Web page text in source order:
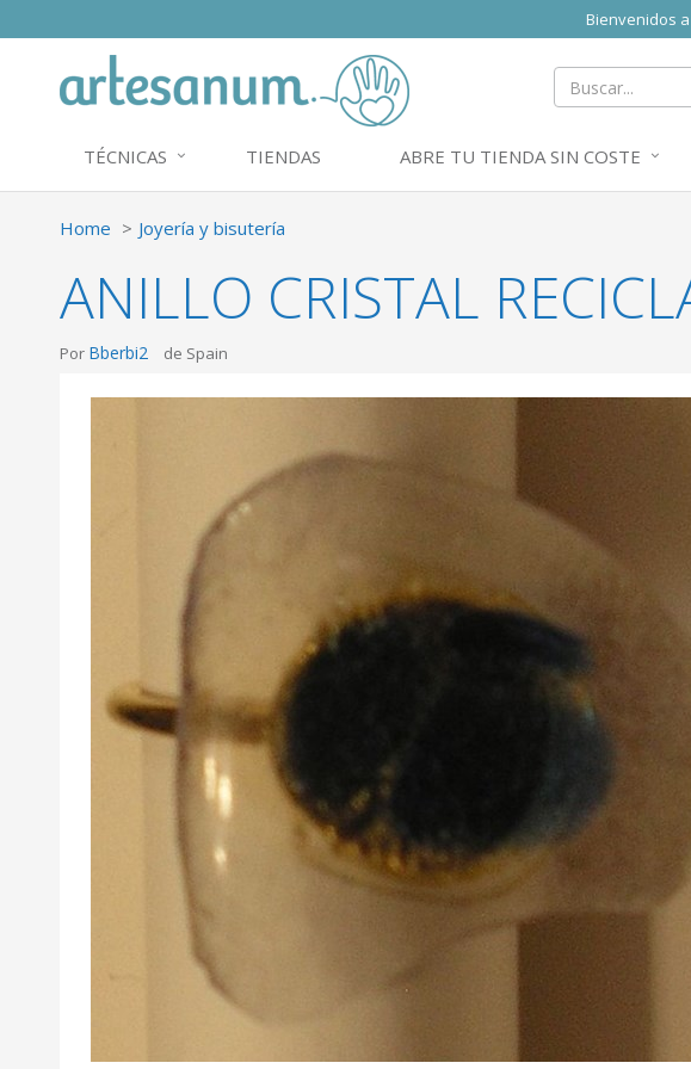
Bienvenidos
TÉCNICAS TIENDAS ABRE TU TIENDA SIN COSTE
Home Joyería y bisutería
ANILLO CRISTAL
Por Bberbi2 de Spain